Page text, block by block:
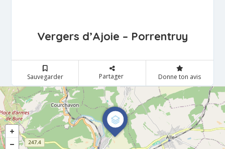
Vergers d’Ajoie – Porrentruy
Sauvegarder Partager Donne ton avis